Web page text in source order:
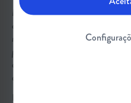
Disclaimer: O presente relato foi
consentimento formal por parte da
reprodução do texto como da
para conscientização sobre a
que cada pessoa é única, bem como
discutido individualmente, com os